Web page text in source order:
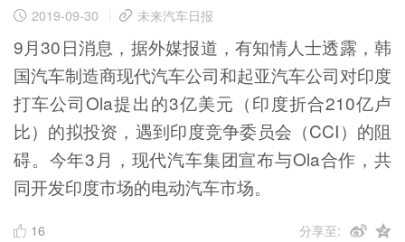
2019-09-30 未来汽车日报
9月30日消息，据外媒报道，有知情人士透露，韩
国汽车制造商现代汽车公司和起亚汽车公司对印度
打车公司Ola提出的3亿美元（印度折合210亿卢
比）的拟投资，遇到印度竞争委员会（CCI）的阻
碍。今年3月，现代汽车集团宣布与Ola合作，共
同开发印度市场的电动汽车市场。
16 分享至: